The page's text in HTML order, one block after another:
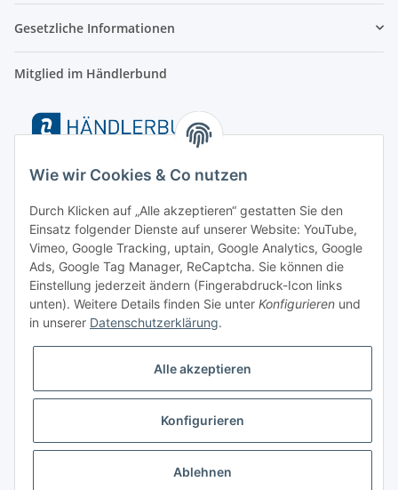
Gesetzliche Informationen
Mitglied im Händlerbund
Versand
* Alle Preise inkl. gesetzlicher MwSt., zzgl.Versand
Wie wir Cookies & Co nutzen
Durch Klicken auf „Alle akzeptieren“ gestatten Sie den
Einsatz folgender Dienste auf unserer Website: YouTube,
Vimeo, Google Tracking, uptain, Google Analytics, Google
Ads, Google Tag Manager, ReCaptcha. Sie können die
Einstellung jederzeit ändern (Fingerabdruck-Icon links
unten). Weitere Details finden Sie unter Konfigurieren und
in unserer Datenschutzerklärung.
Alle akzeptieren
Konfigurieren
Ablehnen